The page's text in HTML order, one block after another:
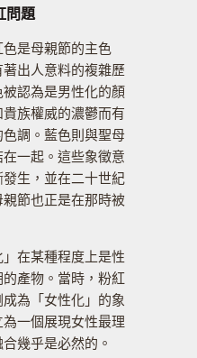
問題
是母親節的主色
出人意料的複雜歷
認為是男性化的顏
族權威的濃鬱而有
調。藍色則與聖母
一起。這些象徵意
生，並在二十世紀
節也正是在那時被
在某種程度上是性
產物。當時，粉紅
為「女性化」的象
一個展現女性最理
幾乎是必然的。